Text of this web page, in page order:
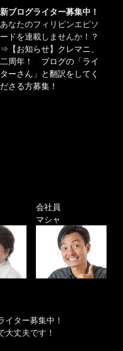
新ブログライター募集中！
あなたのフィリピンエピソ
ードを連載しませんか！？
⇒ 【お知らせ】クレマニ、
二周年！ ブログの「ライ
ターさん」と翻訳をしてく
ださる方募集！
会社員
マシャ
イター募集中！
大丈夫です！